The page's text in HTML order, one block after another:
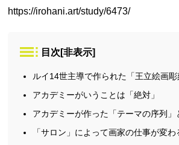
https://irohani.art/study/6473/
目次 [非表示]
ルイ14世主導で作られた「王立絵画彫
アカデミーがいうことは「絶対」
アカデミーが作った「テーマの序列」
「サロン」によって画家の仕事が変わ